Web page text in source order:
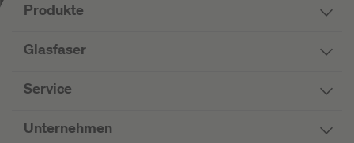
Produkte
Glasfaser
Service
Unternehmen